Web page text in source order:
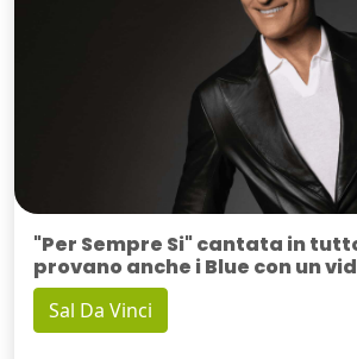
"Per Sempre Si" cantata in
provano anche i Blue con un
Sal Da Vinci